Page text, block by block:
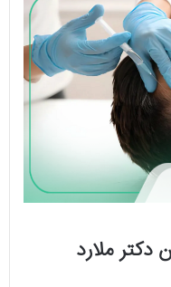
دکتر ملارد